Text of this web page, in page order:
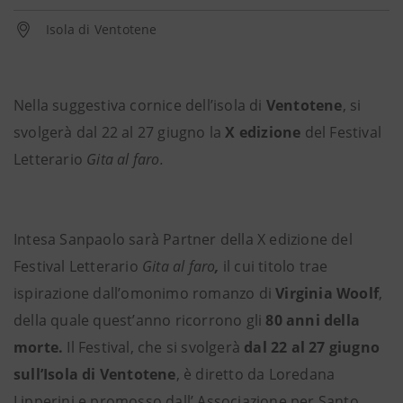
Isola di Ventotene
Nella suggestiva cornice dell’isola di Ventotene, si
svolgerà dal 22 al 27 giugno laX edizione del Festival
Letterario Gita al faro.
Intesa Sanpaolo sarà Partner della X edizione del
Festival Letterario Gita al faro, il cui titolo trae
ispirazione dall’omonimo romanzo diVirginia Woolf,
della quale quest’anno ricorrono gli 80 anni della
morte. Il Festival, che si svolgerà dal 22 al 27 giugno
sull’Isola di Ventotene, è diretto da Loredana